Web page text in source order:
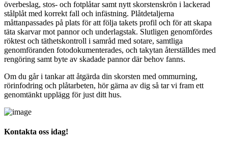
överbeslag, stos- och fotplåtar samt nytt skorstenskrön i lackerad
stålplåt med korrekt fall och infästning. Plåtdetaljerna
måttanpassades på plats för att följa takets profil och för att skapa
täta skarvar mot pannor och underlagstak. Slutligen genomfördes
röktest och täthetskontroll i samråd med sotare, samtliga
genomföranden fotodokumenterades, och takytan återställdes med
rengöring samt byte av skadade pannor där behov fanns.
Om du går i tankar att åtgärda din skorsten med ommurning,
rörinfodring och plåtarbeten, hör gärna av dig så tar vi fram ett
genomtänkt upplägg för just ditt hus.
Kontakta oss idag!